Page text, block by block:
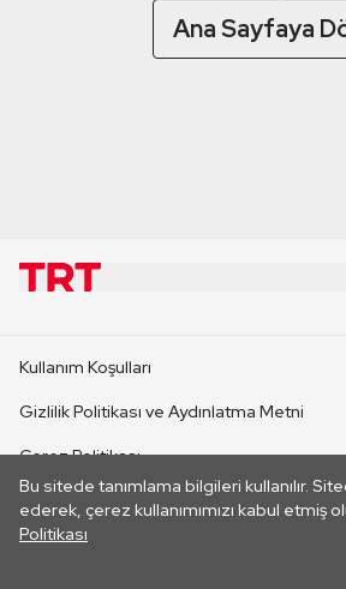
Ana Sayfaya
Bu sitede tanımlama bilgileri kullanılır.
ederek, çerez kullanımımızı kabul etmiş
Politikası
CANLI YAYINLAR
Kullanım Koşulları
Gizlilik Politikası ve Aydınlatma Metni
Çerez Politikası
İletişim
Her hakkı saklıdır. ©2026 TRT.